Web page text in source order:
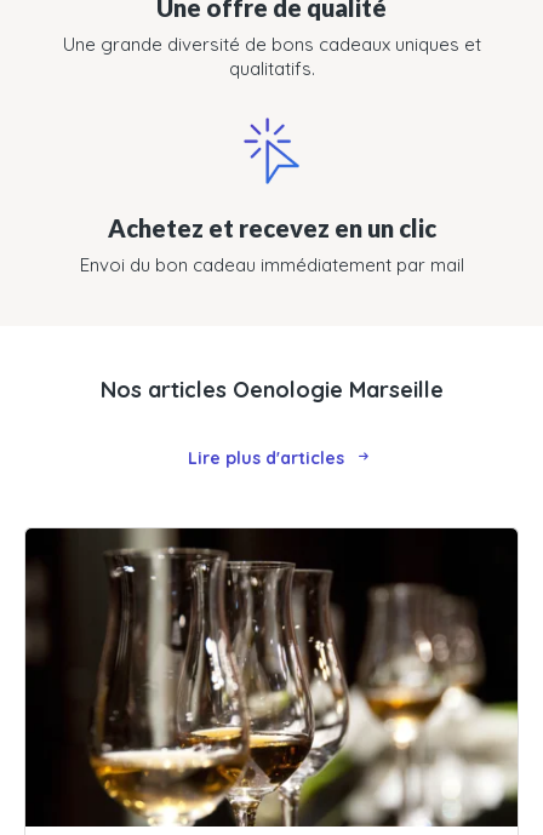
Une offre de qualité
Une grande diversité de bons cadeaux uniques et
qualitatifs.
Achetez et recevez en un clic
Envoi du bon cadeau immédiatement par mail
Nos articles Oenologie Marseille
Lire plus d'articles